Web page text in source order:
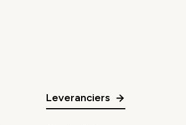
Leveranciers